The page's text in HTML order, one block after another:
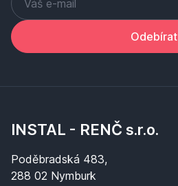
Odebírat
INSTAL - RENČ s.r.o.
Poděbradská 483,
288 02 Nymburk